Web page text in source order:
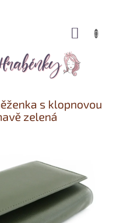
s klopnovou
zelená